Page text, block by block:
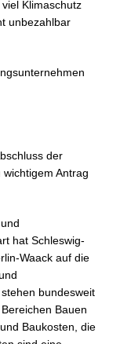
Klimaschutz
unbezahlbar
der
Antrag
hat Schleswig-
Waack auf die
bundesweit
Bauen
Baukosten, die